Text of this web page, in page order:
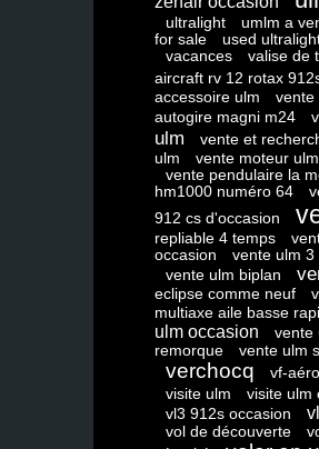
ultralight
umlm a
for sale
used
vacances
valise de
aircraft rv 12 rotax
accessoire ulm
vente
autogire magni m24
ulm
vente et
ulm
vente moteur ulm
vente pendulaire la
hm1000 numéro 64
912 cs d'occasion
repliable 4 temps
occasion
vente ulm 3
vente ulm biplan
eclipse comme neuf
multiaxe aile basse
ulm occasion
vente
remorque
vente ulm
verchocq
vf-aéro
visite ulm
visite ulm
vl3 912s occasion
vol de découverte